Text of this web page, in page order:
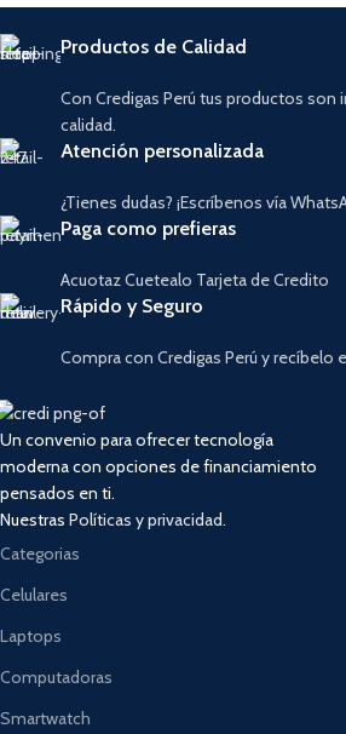
Productos de Calidad
Con Credigas Perú tus productos son
calidad.
Atención personalizada
¿Tienes dudas? ¡Escríbenos vía
Paga como prefieras
Acuotaz Cuetealo Tarjeta de Credito
Rápido y Seguro
Compra con Credigas Perú y recíbelo
Un convenio para ofrecer tecnología
moderna con opciones de financiamiento
pensados en ti.
Nuestras Políticas y privacidad.
Categorias
Celulares
Laptops
Computadoras
Smartwatch